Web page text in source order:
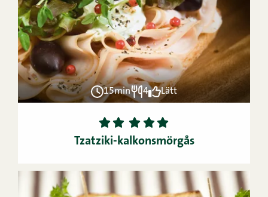
15min 4 Lätt
1 2 3 4
5
Tzatziki-kalkonsmörgås